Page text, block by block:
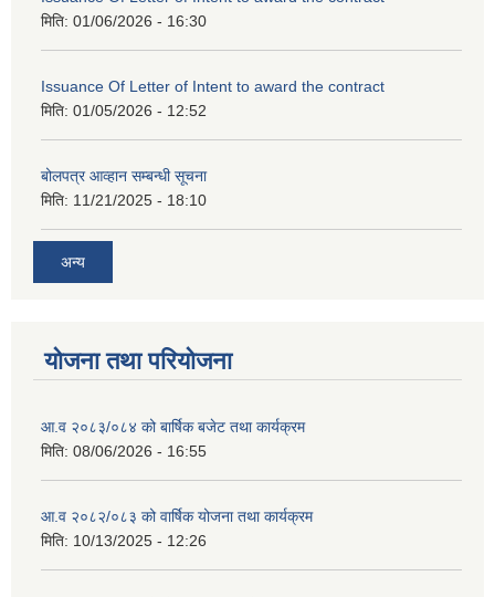
मिति: 01/06/2026 - 16:30
Issuance Of Letter of Intent to award the contract
मिति: 01/05/2026 - 12:52
बोलपत्र आव्हान सम्बन्धी सूचना
मिति: 11/21/2025 - 18:10
अन्य
योजना तथा परियोजना
आ.व २०८३/०८४ को बार्षिक बजेट तथा कार्यक्रम
मिति: 08/06/2026 - 16:55
आ.व २०८२/०८३ को वार्षिक योजना तथा कार्यक्रम
मिति: 10/13/2025 - 12:26